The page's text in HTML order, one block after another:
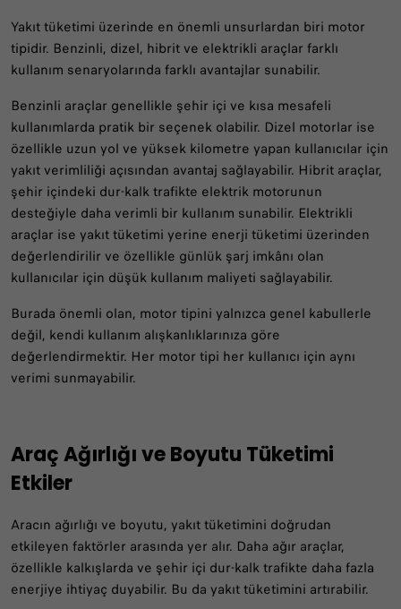
Yakıt tüketimi üzerinde en önemli unsurlardan biri motor
tipidir. Benzinli, dizel, hibrit ve elektrikli araçlar farklı
kullanım senaryolarında farklı avantajlar sunabilir.
Benzinli araçlar genellikle şehir içi ve kısa mesafeli
kullanımlarda pratik bir seçenek olabilir. Dizel motorlar ise
özellikle uzun yol ve yüksek kilometre yapan kullanıcılar için
yakıt verimliliği açısından avantaj sağlayabilir. Hibrit araçlar,
şehir içindeki dur-kalk trafikte elektrik motorunun
desteğiyle daha verimli bir kullanım sunabilir. Elektrikli
araçlar ise yakıt tüketimi yerine enerji tüketimi üzerinden
değerlendirilir ve özellikle günlük şarj imkânı olan
kullanıcılar için düşük kullanım maliyeti sağlayabilir.
Burada önemli olan, motor tipini yalnızca genel kabullerle
değil, kendi kullanım alışkanlıklarınıza göre
değerlendirmektir. Her motor tipi her kullanıcı için aynı
verimi sunmayabilir.
Araç Ağırlığı ve Boyutu Tüketimi
Etkiler
Aracın ağırlığı ve boyutu, yakıt tüketimini doğrudan
etkileyen faktörler arasında yer alır. Daha ağır araçlar,
özellikle kalkışlarda ve şehir içi dur-kalk trafikte daha fazla
enerjiye ihtiyaç duyabilir. Bu da yakıt tüketimini artırabilir.